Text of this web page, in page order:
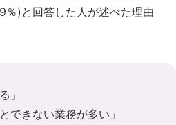
％)と回答した人が述べた理由
」
できない業務が多い」